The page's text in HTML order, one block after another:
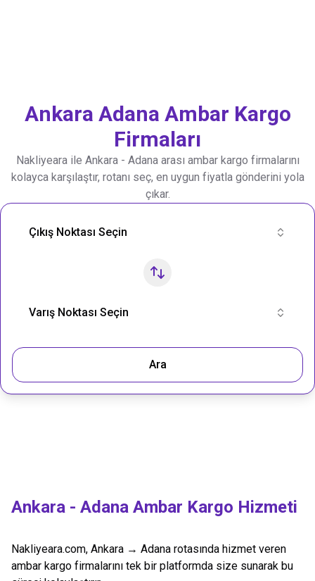
Ankara Adana Ambar Kargo
Firmaları
Nakliyeara ile Ankara- Adanaarası ambar kargo firmalarını
kolayca karşılaştır, rotanı seç, en uygun fiyatla gönderini yola
çıkar.
Nakliye Rotası Ara
Çıkış Noktası Seçin
Varış Noktası Seçin
Ara
Ankara - Adana Ambar Kargo Hizmeti
Nakliyeara.com, Ankara → Adana rotasında hizmet veren
ambar kargo firmalarını tek bir platformda size sunarak bu